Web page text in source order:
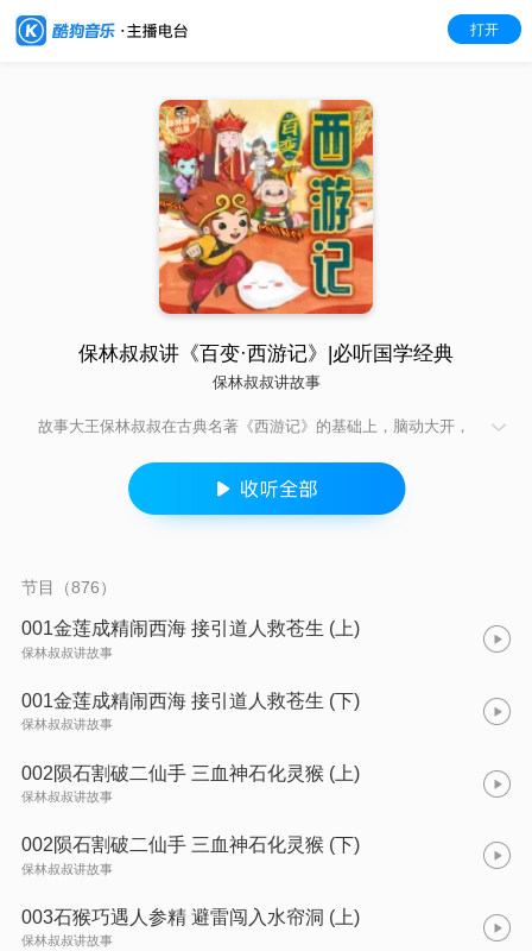
打开
保林叔叔讲《百变·西游记》|必听国学经典
保林叔叔讲故事
故事大王保林叔叔在古典名著《西游记》的基础上，脑动大开，
史、典故、成语、民俗等知识融入故事，启发孩子想象力，培养
孩子勇敢、坚持、乐观精神和团队意识。
节目（876）
001金莲成精闹西海 接引道人救苍生 (上)
保林叔叔讲故事
001金莲成精闹西海 接引道人救苍生 (下)
保林叔叔讲故事
002陨石割破二仙手 三血神石化灵猴 (上)
保林叔叔讲故事
002陨石割破二仙手 三血神石化灵猴 (下)
保林叔叔讲故事
003石猴巧遇人参精 避雷闯入水帘洞 (上)
保林叔叔讲故事